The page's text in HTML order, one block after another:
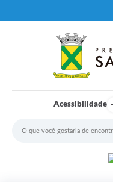
Acessibilidade